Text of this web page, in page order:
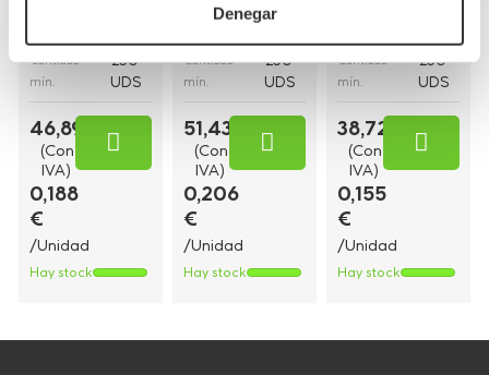
Denegar
Cantidad
mín.
250
UDS
46,89 €
(Con
IVA)
0,188
€
/Unidad
Hay stock
ReferenciaBP16BCO
Cantidad
mín.
250
UDS
51,43 €
(Con
IVA)
0,206
€
/Unidad
Hay stock
Cantidad
mín.
250
UDS
38,72 €
(Con
IVA)
0,155
€
/Unidad
Hay stock